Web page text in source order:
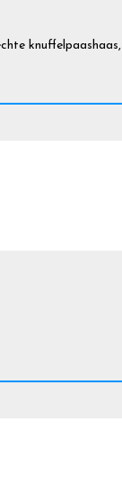
knuffelpaashaas,